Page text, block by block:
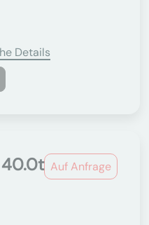
Details
Auf Anfrage